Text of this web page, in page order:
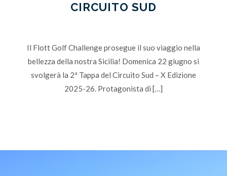
CIRCUITO SUD
Il Flott Golf Challenge prosegue il suo viaggio nella
bellezza della nostra Sicilia! Domenica 22 giugno si
svolgerà la 2ª Tappa del Circuito Sud – X Edizione
2025-26. Protagonista di […]